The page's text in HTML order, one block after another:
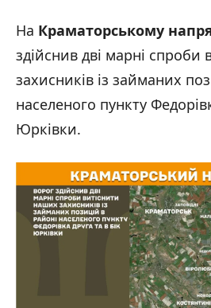
На Краматорському
здійснив дві марні спроби
захисників із займаних
населеного пункту
Юрківки.